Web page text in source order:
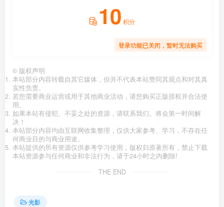
10 积分
登录功能已关闭，暂时无法购买
© 版权声明
本站部分内容转载自其它媒体，但并不代表本站赞同其观点和对其真
实性负责。
若您需要商业运营或用于其他商业活动，请您购买正版授权并合法使
用。
如果本站有侵犯、不妥之处的资源，请联系我们。将会第一时间解
决！
本站部分内容均由互联网收集整理，仅供大家参考、学习，不存在任
何商业目的与商业用途。
本站提供的所有资源仅供参考学习使用，版权归原著所有，禁止下载
本站资源参与任何商业和非法行为，请于24小时之内删除!
THE END
光影